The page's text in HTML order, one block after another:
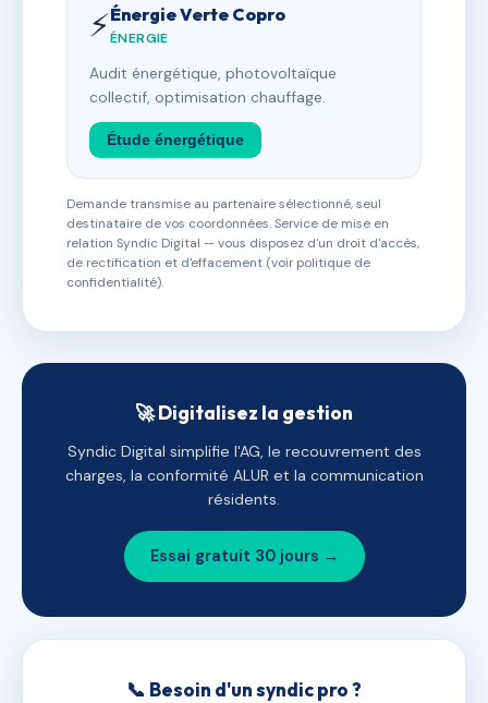
⚡Énergie Verte Copro
ÉNERGIE
Audit énergétique, photovoltaïque
collectif, optimisation chauffage.
Étude énergétique
Demande transmise au partenaire sélectionné, seul
destinataire de vos coordonnées. Service de mise en
relation Syndic Digital — vous disposez d'un droit d'accès,
de rectification et d'effacement (voir politique de
confidentialité).
🚀 Digitalisez la gestion
Syndic Digital simplifie l'AG, le recouvrement des
charges, la conformité ALUR et la communication
résidents.
Essai gratuit 30 jours →
📞 Besoin d'un syndic pro ?